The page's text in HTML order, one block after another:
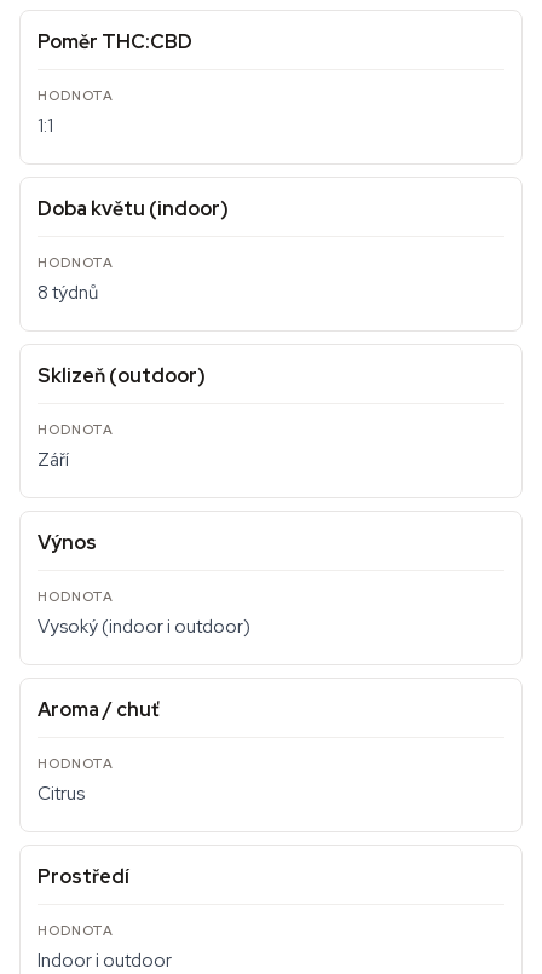
Poměr THC:CBD
1:1
Doba květu (indoor)
8 týdnů
Sklizeň (outdoor)
Září
Výnos
Vysoký (indoor i outdoor)
Aroma / chuť
Citrus
Prostředí
Indoor i outdoor